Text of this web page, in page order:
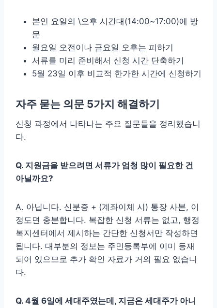
본인 요일의 \오후 시간대(14:00~17:00)에 방
문
월요일 오전이나 금요일 오후는 피하기
서류를 미리 준비해서 신청 시간 단축하기
5월 23일 이후 비교적 한가한 시간에 신청하기
자주 묻는 의문 5가지 해결하기
신청 과정에서 나타나는 주요 질문들을 정리했습니
다.
Q. 지원금을 받으려면 서류가 엄청 많이 필요한 건
아닐까요?
A. 아닙니다. 신분증 + (계좌이체 시) 통장 사본, 이
정도면 충분합니다. 복잡한 신청 서류는 없고, 행정
복지센터에서 제시하는 간단한 신청서만 작성하면
됩니다. 대부분의 정보는 주민등록부에 이미 등재
되어 있으므로 추가 확인 자료가 거의 필요 없습니
다.
Q. 4월 6일에 세대주였는데, 지금은 세대주가 아니